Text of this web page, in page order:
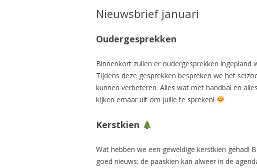
Nieuwsbrief januari
Oudergesprekken
Binnenkort zullen er oudergesprekken
Tijdens deze gesprekken bespreken we het
kunnen verbeteren. Alles wat met handbal en
kijken ernaar uit om jullie te spreken!
Kerstkien
Wat hebben we een geweldige kerstkien gehad!
goed nieuws: de paaskien kan alweer in de